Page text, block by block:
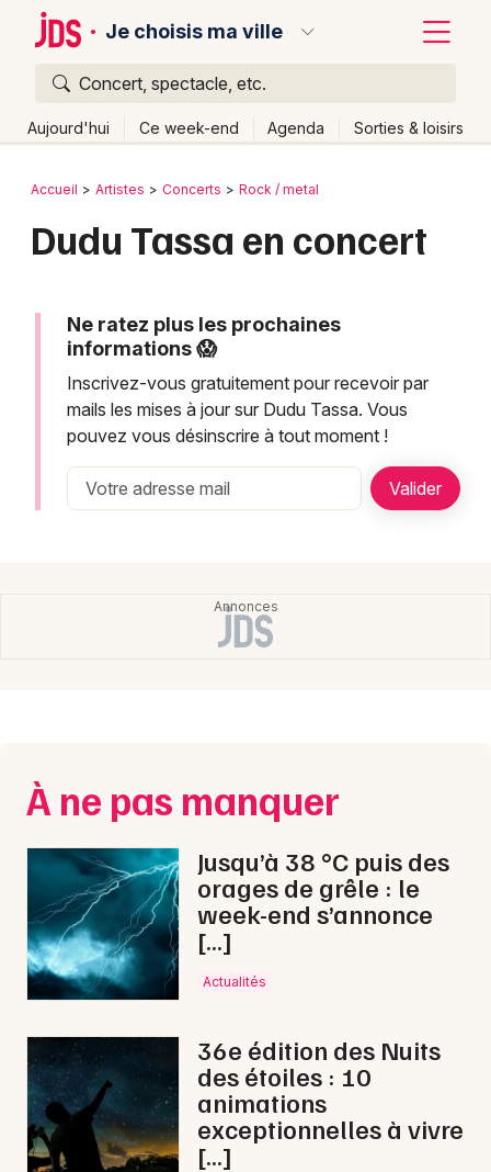
Je choisis ma ville
Concert, spectacle, etc.
Aujourd'hui Ce week-end Agenda Sorties & loisirs
Publier un événement
Grands événements
Activité & Expérience
Manifestations
Foires & salons
Expos
Sorties & loisirs
Newsletter des sorties
Artistes en tournée
Actualités
Magazine
Bordeaux
Marseille
Montpellier
Retour
Accueil Artistes Concerts Rock / metal
Dudu Tassa en concert
Ne ratez plus les prochaines
informations 😱
Inscrivez-vous gratuitement pour recevoir par
mails les mises à jour sur Dudu Tassa. Vous
pouvez vous désinscrire à tout moment !
À ne pas manquer
Jusqu’à 38 °C puis des
orages de grêle : le
week-end s’annonce
[…]
Actualités
36e édition des Nuits
des étoiles : 10
animations
exceptionnelles à vivre
[…]
Quoi ?
Où ?
Quand ?